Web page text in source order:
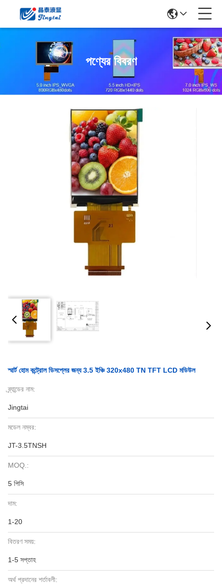
পণ্যের বিবরণ
স্মার্ট হোম কন্ট্রোল ডিসপ্লের জন্য 3.5 ইঞ্চি 320x480 TN TFT LCD মডিউল
ব্র্যান্ডের নাম:
Jingtai
মডেল নম্বর:
JT-3.5TNSH
MOQ.:
5 পিসি
দাম:
1-20
বিতরণ সময়:
1-5 সপ্তাহ
অর্থ প্রদানের শর্তাবলী: